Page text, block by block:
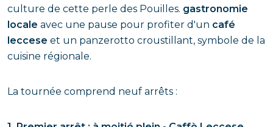
culture de cette perle des Pouilles. gastronomie
locale avec une pause pour profiter d'un café
leccese et un panzerotto croustillant, symbole de la
cuisine régionale.
La tournée comprend neuf arrêts :